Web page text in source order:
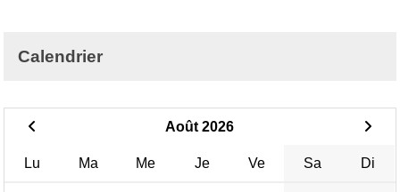
Calendrier
Août 2026
Lu Ma Me Je Ve Sa Di